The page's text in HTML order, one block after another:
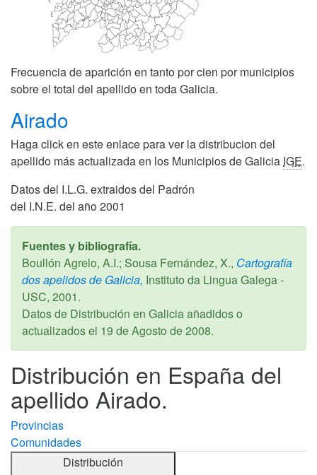
Frecuencia de aparición en tanto por cien por municipios
sobre el total del apellido en toda Galicia.
Airado
Haga click en este enlace para ver la distribucion del
apellido más actualizada en los Municipios de Galicia IGE.
Datos del I.L.G. extraidos del Padrón
del I.N.E. del año 2001
Fuentes y bibliografía.
Boullón Agrelo, A.I.; Sousa Fernández, X., Cartografía
dos apelidos de Galicia, Instituto da Lingua Galega -
USC, 2001.
Datos de Distribución en Galicia añadidos o
actualizados el 19 de Agosto de 2008.
Distribución en España del
apellido Airado.
Provincias
Comunidades
Distribución